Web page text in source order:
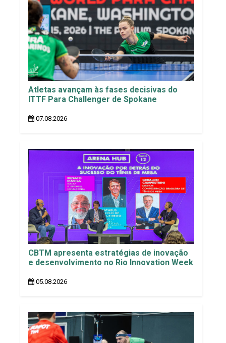
Atletas avançam às fases decisivas do
ITTF Para Challenger de Spokane
07.08.2026
CBTM apresenta estratégias de inovação
e desenvolvimento no Rio Innovation Week
05.08.2026